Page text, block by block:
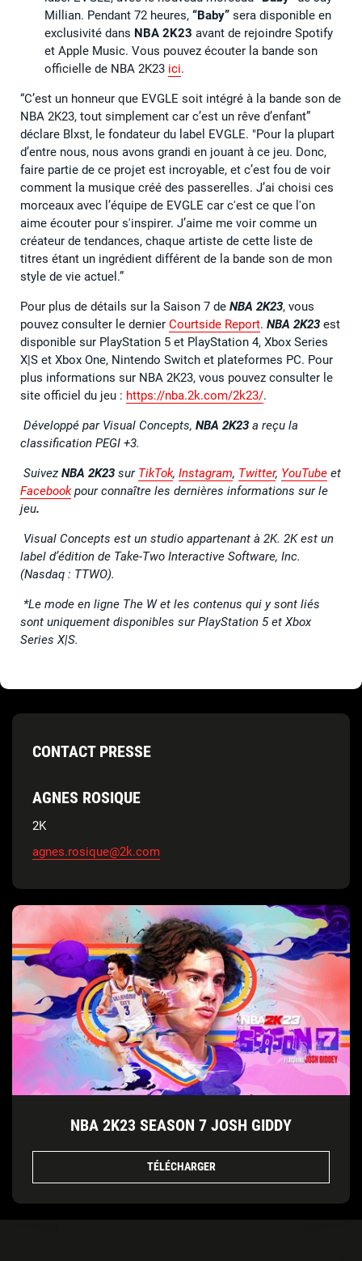
Millian. Pendant 72 heures, “Baby” sera disponible en
exclusivité dans NBA 2K23 avant de rejoindre Spotify
et Apple Music. Vous pouvez écouter la bande son
officielle de NBA 2K23 ici.
“C’est un honneur que EVGLE soit intégré à la bande son de
NBA 2K23, tout simplement car c’est un rêve d’enfant”
déclare Blxst, le fondateur du label EVGLE. "Pour la plupart
d’entre nous, nous avons grandi en jouant à ce jeu. Donc,
faire partie de ce projet est incroyable, et c’est fou de voir
comment la musique créé des passerelles. J’ai choisi ces
morceaux avec l’équipe de EVGLE car c'est ce que l'on
aime écouter pour s'inspirer. J’aime me voir comme un
créateur de tendances, chaque artiste de cette liste de
titres étant un ingrédient différent de la bande son de mon
style de vie actuel.”
Pour plus de détails sur la Saison 7 de NBA 2K23, vous
pouvez consulter le dernier Courtside Report. NBA 2K23 est
disponible sur PlayStation 5 et PlayStation 4, Xbox Series
X|S et Xbox One, Nintendo Switch et plateformes PC. Pour
plus informations sur NBA 2K23, vous pouvez consulter le
site officiel du jeu : https://nba.2k.com/2k23/.
Développé par Visual Concepts, NBA 2K23 a reçu la
classification PEGI +3.
Suivez NBA 2K23 sur TikTok, Instagram, Twitter, YouTube et
Facebook pour connaître les dernières informations sur le
jeu.
Visual Concepts est un studio appartenant à 2K. 2K est un
label d’édition de Take-Two Interactive Software, Inc.
(Nasdaq : TTWO).
*Le mode en ligne The W et les contenus qui y sont liés
sont uniquement disponibles sur PlayStation 5 et Xbox
Series X|S.
CONTACT PRESSE
AGNES ROSIQUE
2K
agnes.rosique@2k.com
NBA 2K23 SEASON 7 JOSH GIDDY
TÉLÉCHARGER